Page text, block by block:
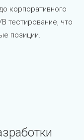
корпоративного
тестирование, что
позиции.